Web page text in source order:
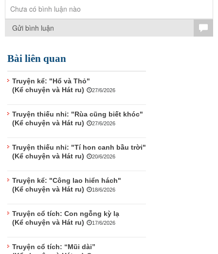
Kết nối VOV6
TÌM KIẾM
Vận hành bởi QI Corp
Chưa có bình luận nào
Gửi bình luận
Bài liên quan
Truyện kể: "Hổ và Thỏ"
(Kể chuyện và Hát ru)
27/6/2026
Truyện thiếu nhi: "Rùa cũng biết khóc"
(Kể chuyện và Hát ru)
27/6/2026
Truyện thiếu nhi: "Tí hon canh bầu trời"
(Kể chuyện và Hát ru)
20/6/2026
Truyện kể: "Công lao hiển hách"
(Kể chuyện và Hát ru)
18/6/2026
Truyện cổ tích: Con ngỗng kỳ lạ
(Kể chuyện và Hát ru)
17/6/2026
Truyện cổ tích: “Mũi dài”